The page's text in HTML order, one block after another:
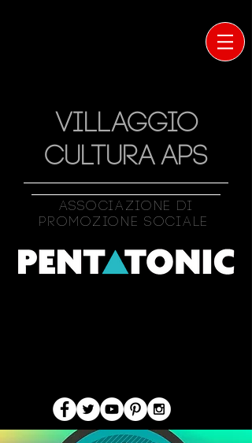
VILLAGGIO
CULTURA APS
Associazione Di
Promozione Sociale